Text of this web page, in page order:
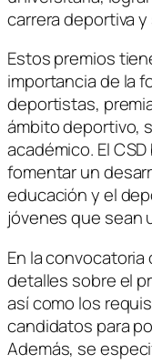
carrera deportiva
Estos premios
importancia de la
deportistas,
ámbito deportivo,
académico. El
fomentar un
educación y el
jóvenes que sean
En la
detalles sobre el
así como los
candidatos para
Además, se